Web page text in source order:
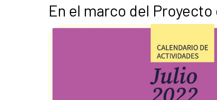
En el marco del